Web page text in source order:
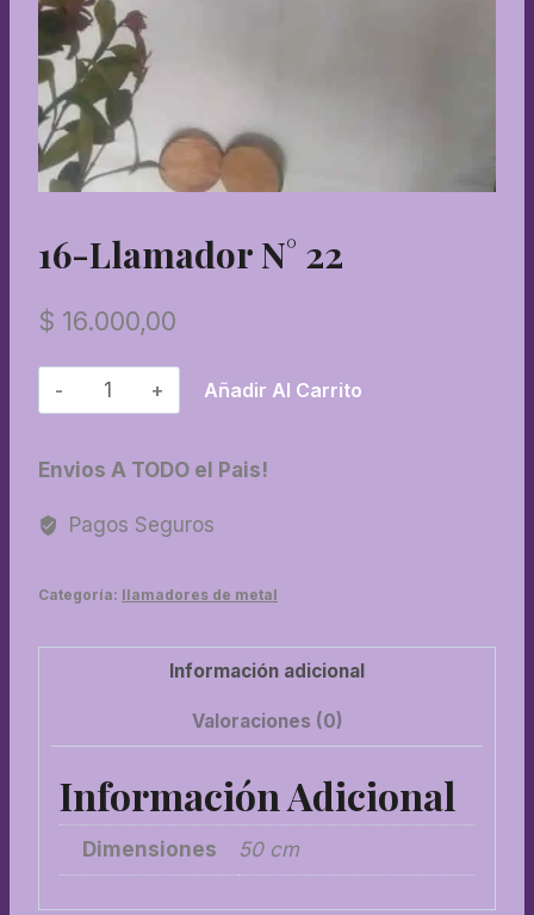
16-Llamador N° 22
$ 16.000,00
16-
Llamador
22
cantidad
Añadir Al Carrito
Envios A TODO el Pais!
Pagos Seguros
Categoría: llamadores de metal
Información adicional
Valoraciones (0)
Información Adicional
Dimensiones 50 cm